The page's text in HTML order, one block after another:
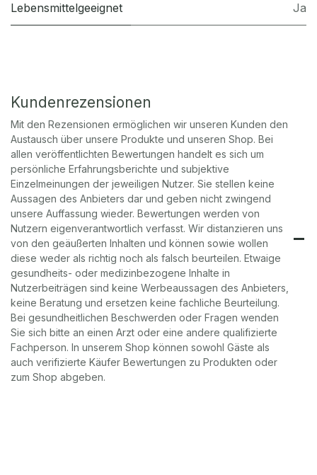
Lebensmittelgeeignet Ja
Kundenrezensionen
Mit den Rezensionen ermöglichen wir unseren Kunden den
Austausch über unsere Produkte und unseren Shop. Bei
allen veröffentlichten Bewertungen handelt es sich um
persönliche Erfahrungsberichte und subjektive
Einzelmeinungen der jeweiligen Nutzer. Sie stellen keine
Aussagen des Anbieters dar und geben nicht zwingend
unsere Auffassung wieder. Bewertungen werden von
Nutzern eigenverantwortlich verfasst. Wir distanzieren uns
von den geäußerten Inhalten und können sowie wollen
diese weder als richtig noch als falsch beurteilen. Etwaige
gesundheits- oder medizinbezogene Inhalte in
Nutzerbeiträgen sind keine Werbeaussagen des Anbieters,
keine Beratung und ersetzen keine fachliche Beurteilung.
Bei gesundheitlichen Beschwerden oder Fragen wenden
Sie sich bitte an einen Arzt oder eine andere qualifizierte
Fachperson. In unserem Shop können sowohl Gäste als
auch verifizierte Käufer Bewertungen zu Produkten oder
zum Shop abgeben.